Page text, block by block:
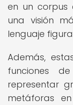
en un corpus
una visión
lenguaje
Además,
funciones
representar
metáforas